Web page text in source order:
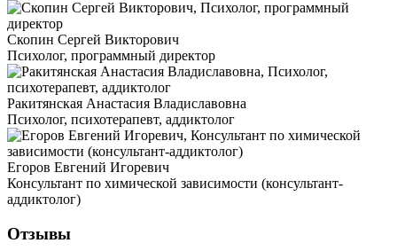
Скопин Сергей Викторович
Психолог, программный директор
Ракитянская Анастасия Владиславовна
Психолог, психотерапевт, аддиктолог
Егоров Евгений Игоревич
Консультант по химической зависимости (консультант-
аддиктолог)
Отзывы